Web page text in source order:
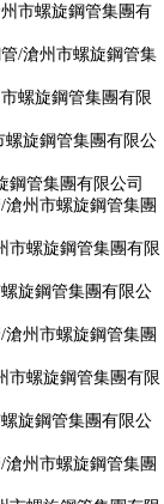
市螺旋鋼管集團有
/滄州市螺旋鋼管集
螺旋鋼管集團有限
旋鋼管集團有限公
鋼管集團有限公司
州市螺旋鋼管集團
市螺旋鋼管集團有限
旋鋼管集團有限公
州市螺旋鋼管集團
市螺旋鋼管集團有限
旋鋼管集團有限公
州市螺旋鋼管集團